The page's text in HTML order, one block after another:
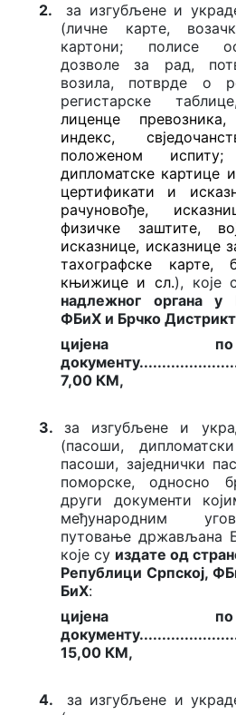
2.
за изгубљене и
(личне карте,
картони; полисе
дозволе за рад,
возила, потврде о
регистарске таблице,
лиценце
индекс,
положеном
дипломатске картице
цертификати и
рачуновође,
физичке заштите,
исказнице, исказнице
тахографске карте,
књижице и сл.), које
надлежног органа у
ФБиХ и Брчко
цијена
документу
7,00 КМ,
3.
за изгубљене и
(пасоши,
пасоши, заједнички
поморске, односно
други документи
међународним
путовање држављана
које су издате од
Републици Српској,
БиХ:
цијена
документу
15,00 КМ,
4.
за изгубљене и